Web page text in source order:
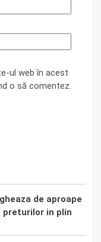
ul web în acest
o să comentez.
de aproape
in plin